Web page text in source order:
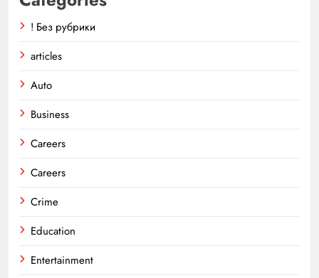
! Без рубрики
articles
Auto
Business
Careers
Careers
Crime
Education
Entertainment